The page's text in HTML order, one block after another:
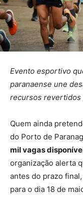
Evento esportivo
paranaense une
recursos revertidos
Quem ainda
do Porto de
mil vagas
organização alerta
antes do prazo
para o dia 18 de